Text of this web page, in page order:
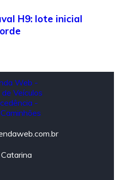
H9: lote inicial